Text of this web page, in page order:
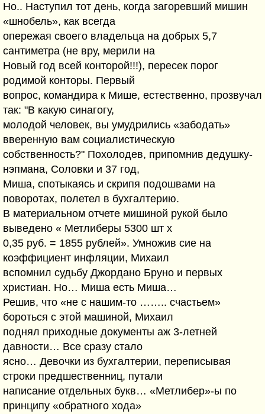
Но.. Наступил тот день, когда загоревший мишин
«шнобель», как всегда
опережая своего владельца на добрых 5,7
сантиметра (не вру, мерили на
Новый год всей конторой!!!), пересек порог
родимой конторы. Первый
вопрос, командира к Мише, естественно, прозвучал
так: "В какую синагогу,
молодой человек, вы умудрились «забодать»
вверенную вам социалистическую
собственность?" Похолодев, припомнив дедушку-
нэпмана, Соловки и 37 год,
Миша, спотыкаясь и скрипя подошвами на
поворотах, полетел в бухгалтерию.
В материальном отчете мишиной рукой было
выведено « Метлиберы 5300 шт х
0,35 руб. = 1855 рублей». Умножив сие на
коэффициент инфляции, Михаил
вспомнил судьбу Джордано Бруно и первых
христиан. Но… Миша есть Миша…
Решив, что «не с нашим-то …….. счастьем»
бороться с этой машиной, Михаил
поднял приходные документы аж 3-летней
давности… Все сразу стало
ясно… Девочки из бухгалтерии, переписывая
строки предшественниц, путали
написание отдельных букв… «Метлибер»-ы по
принципу «обратного хода»